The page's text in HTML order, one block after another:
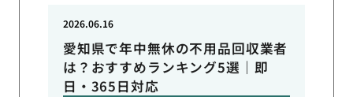
愛知県で年中無休の不用品回収業者
は？おすすめランキング5選｜即
日・365日対応
2026.06.16